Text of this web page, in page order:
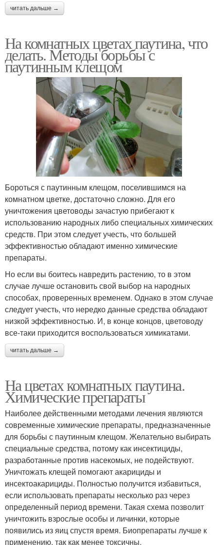
читать дальше →
На комнатных цветах паутина, что
делать. Методы борьбы с
паутинным клещом
Бороться с паутинным клещом, поселившимся на
комнатном цветке, достаточно сложно. Для его
уничтожения цветоводы зачастую прибегают к
использованию народных либо специальных химических
средств. При этом следует учесть, что большей
эффективностью обладают именно химические
препараты.
Но если вы боитесь навредить растению, то в этом
случае лучше остановить свой выбор на народных
способах, проверенных временем. Однако в этом случае
следует учесть, что нередко данные средства обладают
низкой эффективностью. И, в конце концов, цветоводу
все-таки приходится воспользоваться химикатами.
читать дальше →
На цветах комнатных паутина.
Химические препараты
Наиболее действенными методами лечения являются
современные химические препараты, предназначенные
для борьбы с паутинным клещом. Желательно выбирать
специальные средства, потому как инсектициды,
разработанные против насекомых, не подействуют.
Уничтожать клещей помогают акарициды и
инсектоакарициды. Полностью получится избавиться,
если использовать препараты несколько раз через
определенный период времени. Такая схема позволит
уничтожить взрослые особы и личинки, которые
появились из яиц спустя время. Биопрепараты лучше к
применению, так как менее токсичны.